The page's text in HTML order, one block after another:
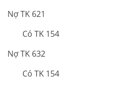
Nợ TK 621
Có TK 154
Nợ TK 632
Có TK 154